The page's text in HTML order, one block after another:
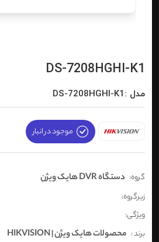
DS-7208HGHI-K1
مدل :DS-7208HGHI-K1
موجود در انبار
گروه: دستگاه DVR هایک ویژن
زیرگروه:
ویژگی:
برند : محصولات هایک ویژن | HIKVISION